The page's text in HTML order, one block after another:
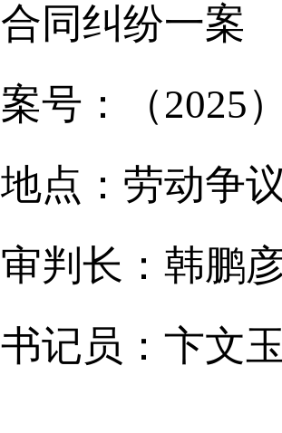
合同纠纷一案
案号：（2025
地点：劳动争
审判长：韩鹏
书记员：卞文